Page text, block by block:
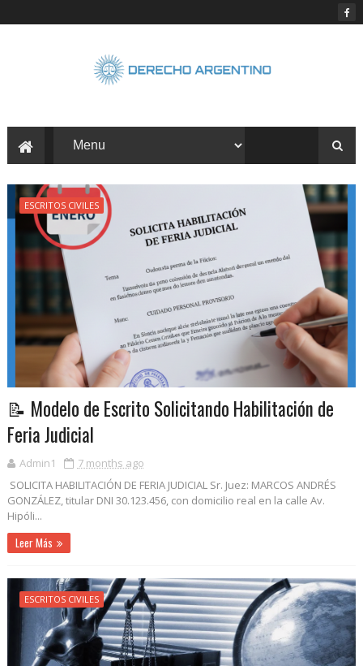
ESCRITOS CIVILES
📝 Modelo de Escrito Solicitando Habilitación de
Feria Judicial
Admin1
7 months ago
SOLICITA HABILITACIÓN DE FERIA JUDICIAL Sr. Juez: MARCOS ANDRÉS
GONZÁLEZ, titular DNI 30.123.456, con domicilio real en la calle Av.
Hipóli...
Leer Más
ESCRITOS CIVILES